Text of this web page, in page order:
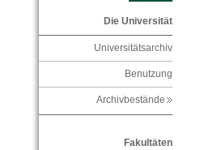
Die Universität
Universitätsarchiv
Benutzung
Archivbestände
Fakultäten